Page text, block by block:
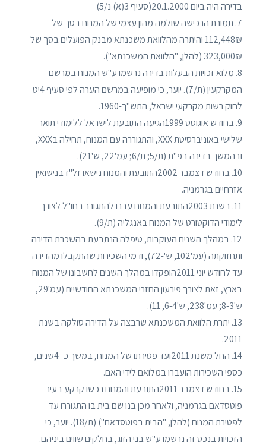
בדירה היה ביום 20.1.2000(סעיף 3(א) נ/5)
7. תמורת הרכישה שולמה מהון עצמי של המנוח בסך של
112,448₪ והיתרה מהלוואת משכנתא מבנק הפועלים בסך של
323,000₪ (להלן, "הלוואת המשכנתא").
8. מלוא זכויות הבעלות בדירה נרשמו ע"ש המנוח במרשם
המקרקעין (ת/7). יוער, כי מופיעה במרשם הערה לפי סעיף 4יט
לחוק רשות מקרקעי ישראל, התש"ך-1960.
9. בחודש אוגוסט 1999הגיעה התובעת לישראל ללימודי תואר
שלישי באוניברסיטת XXX, והתגוררה עם המנוח, תחילה בXXX,
ובהמשך בדירה בפ"ת (ת/5; ת/6; עמ'22, ש'21).
10. בחודש דצמבר 2002התובעת והמנוח נישאו זל"ז בנישואין
אזרחיים בגרמניה.
11. בשנת 2003התובעת והמנוח עברו להתגורר בחו"ל לצורך
לימודי הדוקטורט של המנוח באנגליה (ת/9).
12. במהלך השנים העוקבות, טיפלה הנתבעת בהשכרת הדירה
ותחזוקתה (עמ'102, ש'-72), ודמי השכירות שהתקבלו מהדירה
עד לחודש יוני 2011הופקדו במהלך השנים לחשבונו של המנוח
בארץ, זאת לצורך פירעון החזרי המשכנתא החודשיים (עמ'29,
ש'8-3; עמ'238, ש'6-4, 11).
13. יתרת הלוואת המשכנתא שרבצה על הדירה סולקה בשנת
2011.
14. החל משנת 2011ועד פטירתו של המנוח, במשך כ- 4שנים,
כספי השכירות הועברו במלואם לידי האם.
15. בחודש דצמבר 2011התובעת והמנוח רכשו קרקע בעיר
פוטסדאם בגרמניה, ולאחר מכן בנו שם בית בו התגוררו עד
לפטירת המנוח (להלן, "הבית בפוטסדאם") (ת/18). יוער, כי
הזכויות בנכס זה נרשמו ע"ש בני הזוג, בחלקים שווים ביניהם.